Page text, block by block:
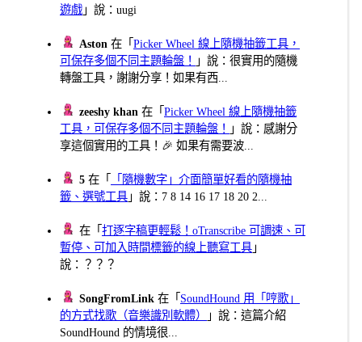
遊戲 」說：uugi
Aston 在「Picker Wheel 線上隨機抽籤工具，
可保存多個不同主題輪盤！
」說：很實用的隨機
轉盤工具，謝謝分享！如果有西...
zeeshy khan 在「Picker Wheel 線上隨機抽籤
工具，可保存多個不同主題輪盤！
」說：感謝分
享這個實用的工具！🎉 如果有需要波...
5 在「
「隨機數字」介面簡單好看的隨機抽
籤、選號工具 」說：7 8 14 16 17 18 20 2...
在「打逐字稿更輕鬆！oTranscribe 可調速、可
暫停、可加入時間標籤的線上聽寫工具 」
說：？？？
SongFromLink 在「 SoundHound 用「哼歌」
的方式找歌（音樂識別軟體）
」說：這篇介紹
SoundHound 的情境很...